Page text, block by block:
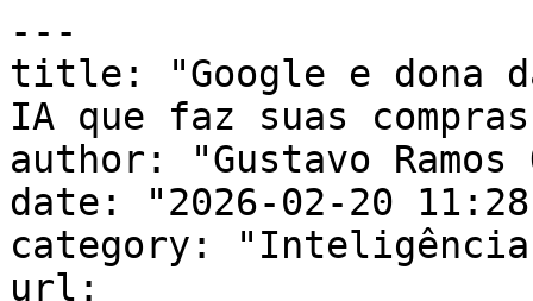
---
title: "Google e dona
IA que faz suas
author: "Gustavo
date: "2026-02-20
category:
url: